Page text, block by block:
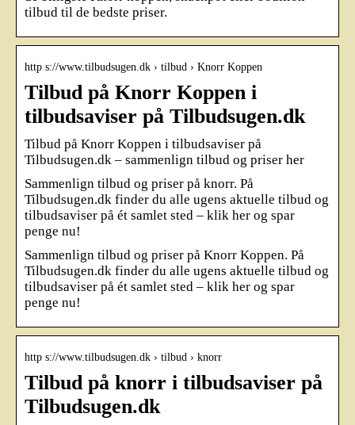
tilbud til de bedste priser.
http s://www.tilbudsugen.dk › tilbud › Knorr Koppen
Tilbud på Knorr Koppen i
tilbudsaviser på Tilbudsugen.dk
Tilbud på Knorr Koppen i tilbudsaviser på
Tilbudsugen.dk – sammenlign tilbud og priser her
Sammenlign tilbud og priser på knorr. På
Tilbudsugen.dk finder du alle ugens aktuelle tilbud og
tilbudsaviser på ét samlet sted – klik her og spar
penge nu!
Sammenlign tilbud og priser på Knorr Koppen. På
Tilbudsugen.dk finder du alle ugens aktuelle tilbud og
tilbudsaviser på ét samlet sted – klik her og spar
penge nu!
http s://www.tilbudsugen.dk › tilbud › knorr
Tilbud på knorr i tilbudsaviser på
Tilbudsugen.dk